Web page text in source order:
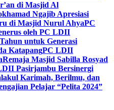
di Masjid Al
Ngajib Apresiasi
di Masjid Nurul AhyaPC
oleh PC LDII
untuk Generasi
KatapangPC LDII
Remaja Masjid Sabilla Rosyad
Pasirjambu Bersinergi
Karimah, Berilmu, dan
Pelajar “Pelita 2024”